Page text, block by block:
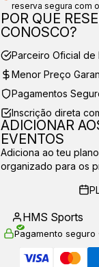
reserva segura com
POR QUE
CONOSCO?
Parceiro Oficial de
Menor Preço
Pagamentos
Inscrição direta
ADICIONAR
EVENTOS
Adiciona ao teu
organizado para os
HMS Sports
Pagamento seguro